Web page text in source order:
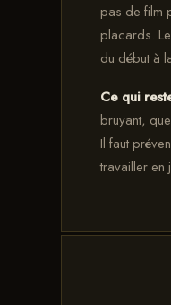
pas de film
placards.
du début à
Ce qui
bruyant,
Il faut
travailler en